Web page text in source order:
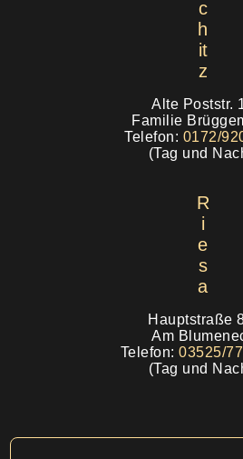
c
h
it
z
Alte Poststr.
Familie
Telefon: 0172/
(Tag und
R
i
e
s
a
Hauptstraße
Am
Telefon: 03525/
(Tag und